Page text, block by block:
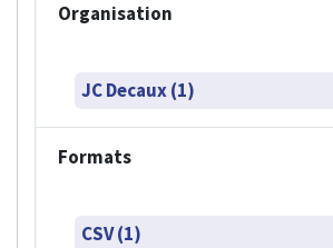
Organisation
JC Decaux (1)
Formats
CSV (1)